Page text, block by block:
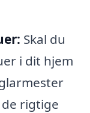
Skal du
i dit hjem
rigtige